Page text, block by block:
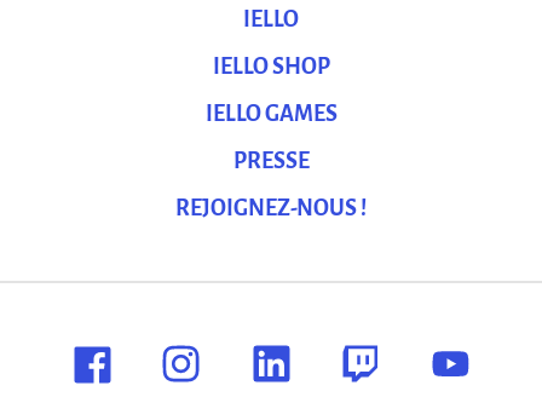
IELLO
IELLO SHOP
IELLO GAMES
PRESSE
REJOIGNEZ-NOUS !